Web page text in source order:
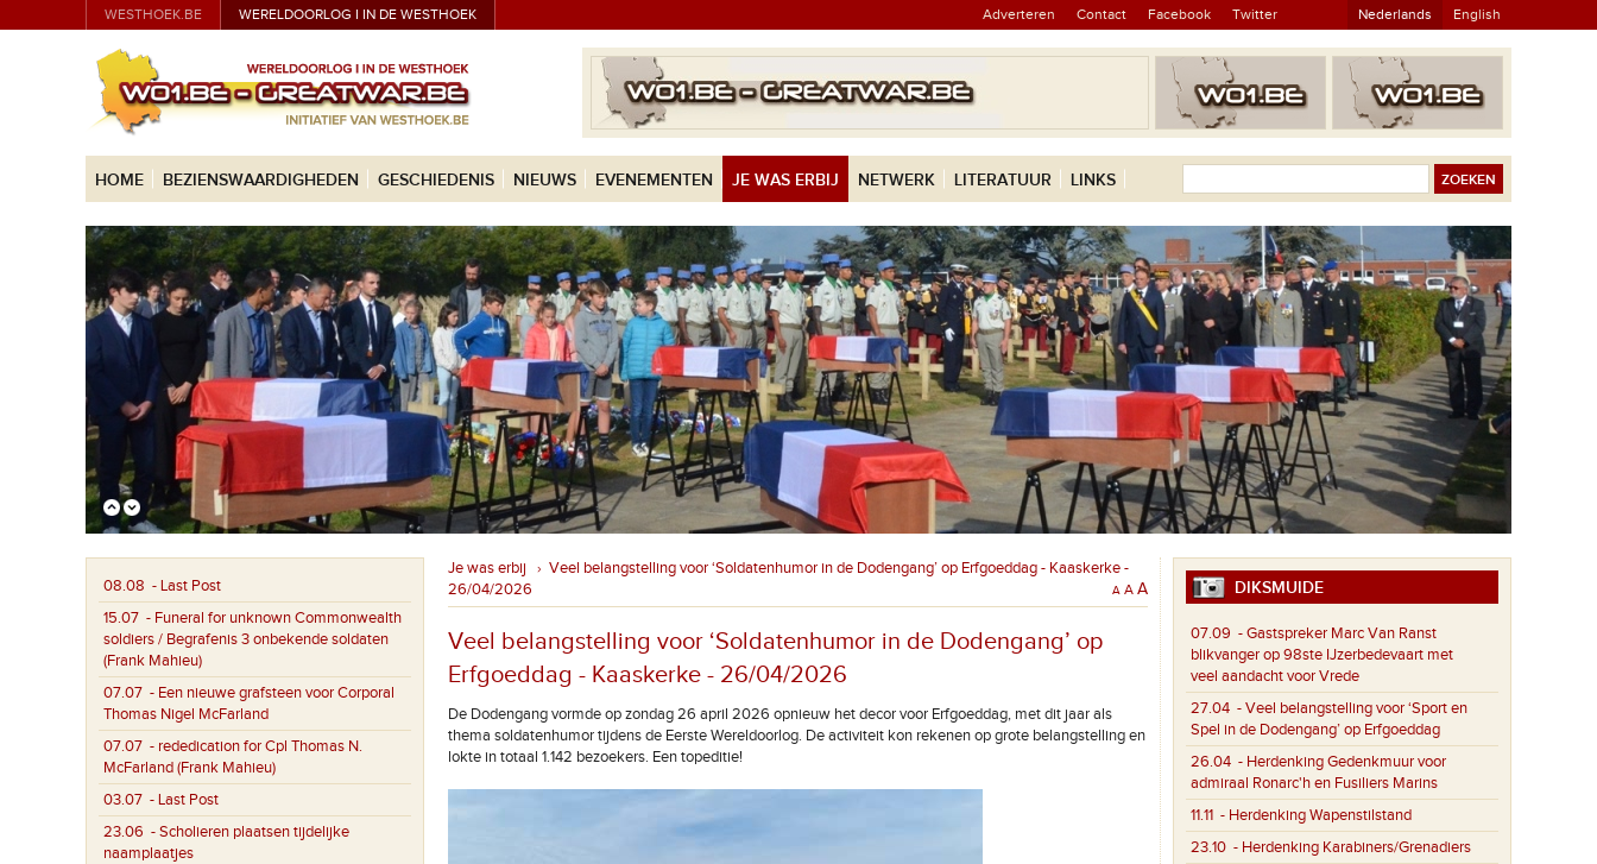
WESTHOEK.BE WERELDOORLOG I IN DE WESTHOEK Adverteren Contact Facebook Twitter Nederlands English
HOME BEZIENSWAARDIGHEDEN GESCHIEDENIS NIEUWS EVENEMENTEN JE WAS ERBIJ NETWERK LITERATUUR LINKS
08.08 - Last Post
15.07 - Funeral for unknown Commonwealth
soldiers / Begrafenis 3 onbekende soldaten
(Frank Mahieu)
07.07 - Een nieuwe grafsteen voor Corporal
Thomas Nigel McFarland
07.07 - rededication for Cpl Thomas N.
McFarland (Frank Mahieu)
03.07 - Last Post
23.06 - Scholieren plaatsen tijdelijke
naamplaatjes
Je was erbij › Veel belangstelling voor ‘Soldatenhumor in de Dodengang’ op Erfgoeddag - Kaaskerke -
26/04/2026
A A A
Veel belangstelling voor ‘Soldatenhumor in de Dodengang’ op
Erfgoeddag - Kaaskerke - 26/04/2026
De Dodengang vormde op zondag 26 april 2026 opnieuw het decor voor Erfgoeddag, met dit jaar als
thema soldatenhumor tijdens de Eerste Wereldoorlog. De activiteit kon rekenen op grote belangstelling en
lokte in totaal 1.142 bezoekers. Een topeditie!
DIKSMUIDE
07.09 - Gastspreker Marc Van Ranst
blikvanger op 98ste IJzerbedevaart met
veel aandacht voor Vrede
27.04 - Veel belangstelling voor ‘Sport en
Spel in de Dodengang’ op Erfgoeddag
26.04 - Herdenking Gedenkmuur voor
admiraal Ronarc'h en Fusiliers Marins
11.11 - Herdenking Wapenstilstand
23.10 - Herdenking Karabiners/Grenadiers